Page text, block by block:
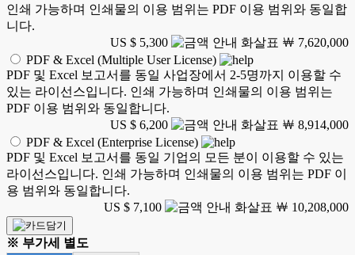
인쇄 가능하며 인쇄물의 이용 범위는 PDF 이용 범위와 동일합
니다.
US $ 5,300
￦ 7,620,000
PDF & Excel (Multiple User License)
PDF 및 Excel 보고서를 동일 사업장에서 2-5명까지 이용할 수
있는 라이선스입니다. 인쇄 가능하며 인쇄물의 이용 범위는
PDF 이용 범위와 동일합니다.
US $ 6,200
￦ 8,914,000
PDF & Excel (Enterprise License)
PDF 및 Excel 보고서를 동일 기업의 모든 분이 이용할 수 있는
라이선스입니다. 인쇄 가능하며 인쇄물의 이용 범위는 PDF 이
용 범위와 동일합니다.
US $ 7,100
￦ 10,208,000
※ 부가세 별도